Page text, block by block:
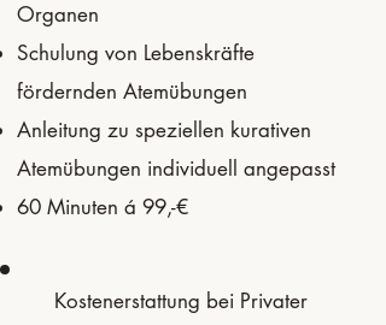
Organen
Schulung von Lebenskräfte
fördernden Atemübungen
Anleitung zu speziellen kurativen
Atemübungen individuell angepasst
60 Minuten á 99,-€
Kostenerstattung bei Privater